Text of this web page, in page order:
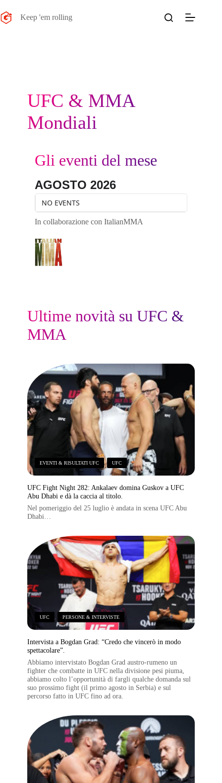
al
contenuto
Keep 'em rolling
UFC & MMA
Mondiali
Gli eventi del mese
AGOSTO 2026
NO EVENTS
In collaborazione con ItalianMMA
Ultime novità su UFC &
MMA
EVENTI & RISULTATI UFC , UFC
UFC Fight Night 282: Ankalaev domina Guskov a UFC
Abu Dhabi e dà la caccia al titolo.
Nel pomeriggio del 25 luglio è andata in scena UFC Abu
Dhabi…
UFC PERSONE & INTERVISTE
Intervista a Bogdan Grad: “Credo che vincerò in modo
spettacolare”.
Abbiamo intervistato Bogdan Grad austro-rumeno un
fighter che combatte in UFC nella divisione pesi piuma,
abbiamo colto l’opportunità di fargli qualche domanda sul
suo prossimo fight (il primo agosto in Serbia) e sul
percorso fatto in UFC fino ad ora.